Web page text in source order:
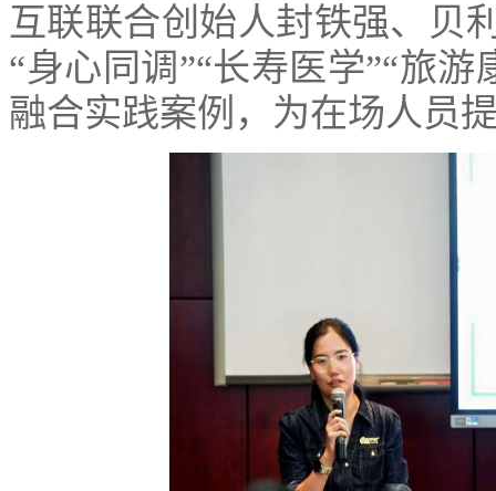
互联联合创始人封铁强、贝
“身心同调”“长寿医学”“旅
融合实践案例，为在场人员